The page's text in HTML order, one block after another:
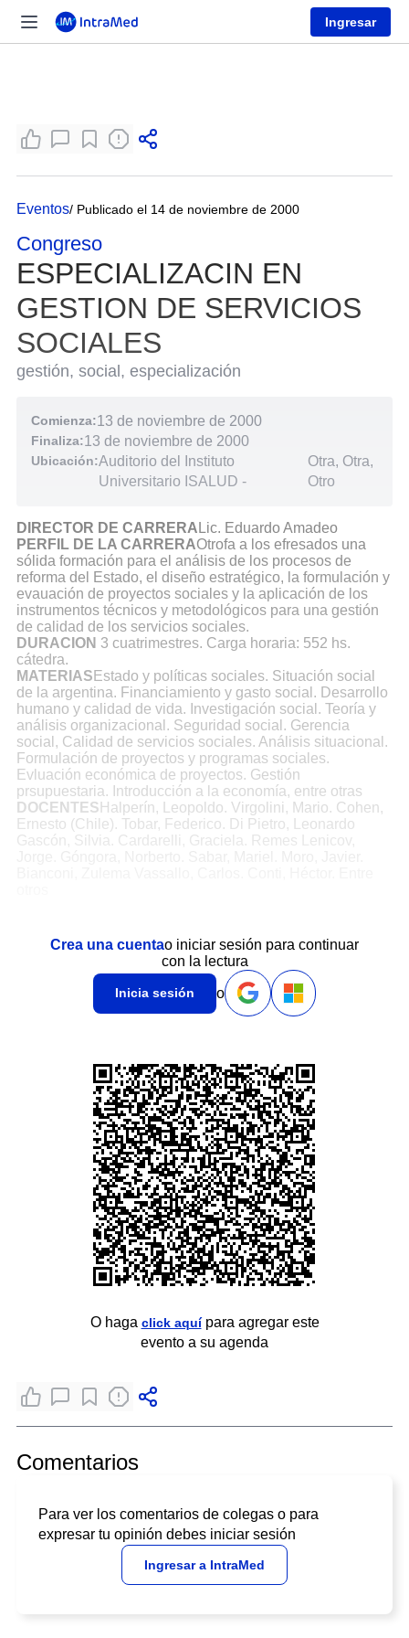
Ingresar
Eventos/ Publicado el 14 de noviembre de 2000
Congreso
ESPECIALIZACIN EN
GESTION DE SERVICIOS
SOCIALES
gestión, social, especialización
Comienza:13 de noviembre de 2000
Finaliza:13 de noviembre de 2000
Ubicación:Auditorio del Instituto
Universitario ISALUD -
Otra, Otra,
Otro
DIRECTOR DE CARRERA Lic. Eduardo Amadeo
PERFIL DE LA CARRERAOtrofa a los efresados una
sólida formación para el análisis de los procesos de
reforma del Estado, el diseño estratégico, la formulación y
evauación de proyectos sociales y la aplicación de los
instrumentos técnicos y metodológicos para una gestión
de calidad de los servicios sociales.
DURACION 3 cuatrimestres. Carga horaria: 552 hs.
cátedra.
MATERIAS Estado y políticas sociales. Situación social
de la argentina. Financiamiento y gasto social. Desarrollo
humano y calidad de vida. Investigación social. Teoría y
análisis organizacional. Seguridad social. Gerencia
social, Calidad de servicios sociales. Análisis situacional.
Formulación de proyectos y programas sociales.
Evluación económica de proyectos. Gestión
prsupuestaria. Introducción a la economía, entre otras
DOCENTES Halperín, Leopoldo. Virgolini, Mario. Cohen,
Ernesto (Chile). Tobar, Federico. Di Pietro, Leonardo
Gascón, Silvia. Cardarelli, Graciela. Remes Lenicov,
Crea una cuentao iniciar sesión para continuar
con la lectura
Inicia sesión o
O haga click aquípara agregar este
evento a su agenda
Comentarios
Para ver los comentarios de colegas o para
expresar tu opinión debes iniciar sesión
Ingresar a IntraMed